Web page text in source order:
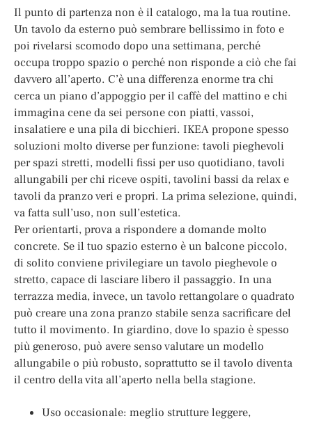
Il punto di partenza non è il catalogo, ma la tua routine.
Un tavolo da esterno può sembrare bellissimo in foto e
poi rivelarsi scomodo dopo una settimana, perché
occupa troppo spazio o perché non risponde a ciò che fai
davvero all’aperto. C’è una differenza enorme tra chi
cerca un piano d’appoggio per il caffè del mattino e chi
immagina cene da sei persone con piatti, vassoi,
insalatiere e una pila di bicchieri. IKEA propone spesso
soluzioni molto diverse per funzione: tavoli pieghevoli
per spazi stretti, modelli fissi per uso quotidiano, tavoli
allungabili per chi riceve ospiti, tavolini bassi da relax e
tavoli da pranzo veri e propri. La prima selezione, quindi,
va fatta sull’uso, non sull’estetica.
Per orientarti, prova a rispondere a domande molto
concrete. Se il tuo spazio esterno è un balcone piccolo,
di solito conviene privilegiare un tavolo pieghevole o
stretto, capace di lasciare libero il passaggio. In una
terrazza media, invece, un tavolo rettangolare o quadrato
può creare una zona pranzo stabile senza sacrificare del
tutto il movimento. In giardino, dove lo spazio è spesso
più generoso, può avere senso valutare un modello
allungabile o più robusto, soprattutto se il tavolo diventa
il centro della vita all’aperto nella bella stagione.
Uso occasionale: meglio strutture leggere,